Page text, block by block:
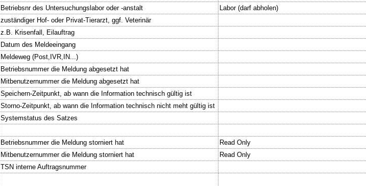
Betriebsnr des Untersuchungslabor oder -anstalt
Labor (darf abholen)
zuständiger Hof- oder Privat-Tierarzt, ggf. Veterinär
z.B. Krisenfall, Eilauftrag
Datum des Meldeeingang
Meldeweg (Post,IVR,IN...)
Betriebsnummer die Meldung abgesetzt hat
Mitbenutzernummer die Meldung abgesetzt hat
Speichern-Zeitpunkt, ab wann die Information technisch gültig ist
Storno-Zeitpunkt, ab wann die Information technisch nicht meht gültig ist
Systemstatus des Satzes
Betriebsnummer die Meldung storniert hat
Read Only
Mitbenutzernummer die Meldung storniert hat
Read Only
TSN interne Auftragsnummer